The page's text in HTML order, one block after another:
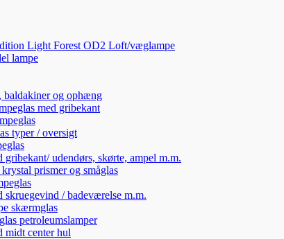
Light Forest OD2 Loft/væglampe
lampe
baldakiner og ophæng
med gribekant
typer / oversigt
gribekant/ udendørs, skørte, ampel m.m.
prismer og småglas
skruegevind / badeværelse m.m.
skærmglas
petroleumslamper
midt center hul